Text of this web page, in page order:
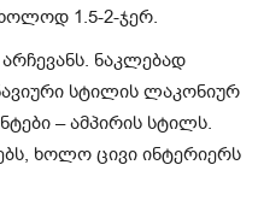
1.5-2-ჯერ.
ნაკლებად
სტილის ლაკონიურ
– ამპირის სტილს.
ხოლო ცივი ინტერიერს